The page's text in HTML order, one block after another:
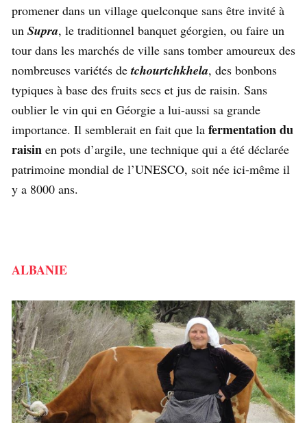
promener dans un village quelconque sans être invité à
un Supra, le traditionnel banquet géorgien, ou faire un
tour dans les marchés de ville sans tomber amoureux des
nombreuses variétés detchourtchkhela, des bonbons
typiques à base des fruits secs et jus de raisin. Sans
oublier le vin qui en Géorgie a lui-aussi sa grande
importance. Il semblerait en fait que la fermentation du
raisin en pots d’argile, une technique qui a été déclarée
patrimoine mondial de l’UNESCO, soit née ici-même il
y a 8000 ans.
ALBANIE